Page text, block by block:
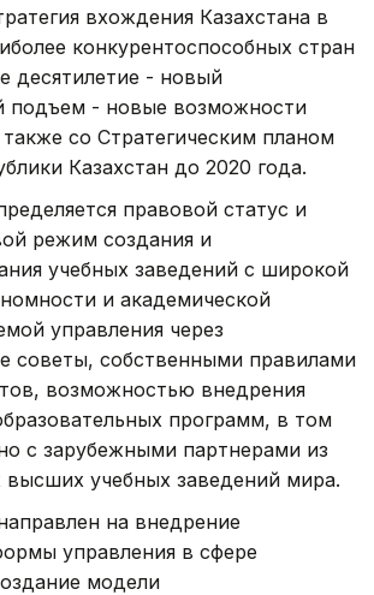
вхождения Казахстана в
конкурентоспособных стран
десятилетие - новый
подъем - новые возможности
также со Стратегическим планом
Казахстан до 2020 года.
правовой статус и
режим создания и
учебных заведений с широкой
и академической
управления через
советы, собственными правилами
возможностью внедрения
программ, в том
с зарубежными партнерами из
высших учебных заведений мира.
на внедрение
управления в сфере
модели